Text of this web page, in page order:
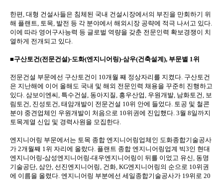
한편, 대형 건설사들은 침체된 국내 건설시장에서의 부진을 만회하기 위
해 플랜트, 토목, 발전 등 각 분야에서 해외시장 공략에 적극 나서고 있다.
이에 따라 영어구사능력 등 글로벌 역량을 갖춘 전문인력 확보경쟁이 치
열하게 전개되고 있다.
■구산토건(전문건설)-도화(엔지니어링)-삼우(건축설계), 부문별 1위
전문건설 부문에선 구산토건이 10개월 째 정상자리를 지켰다. 구산토건
은 지난해에 이어 올해도 국내 및 해외 전문인력 채용을 꾸준히 진행하고
있다. 삼보이엔씨, 특수건설, 동아지질, 흥우산업, 우원개발, 남화토건, 보
림토건, 진성토건, 태암개발이 전문건설 10위 안에 들었다. 토공 및 철콘
분야 중견업체인 우원개발이 처음으로 10위권에 진입했다. 3월 8일까지
토목계열 신입 및 경력사원을 모집한다.
엔지니어링 부문에서는 토목 종합 엔지니어링업체인 도화종합기술공사
가 2개월째 1위 자리에 올랐다. 플랜트 종합 엔지니어링업계 빅3인 현대
엔지니어링-삼성엔지니어링-대우엔지니어링이 뒤를 이었고 유신, 동명
기술공단, 삼안, 선진엔지니어링, 건화, KG엔지니어링의 순으로 10위권
에 이름을 올렸다. 엔지니어링 부분에선 세일종합기술공사가 19위로 20